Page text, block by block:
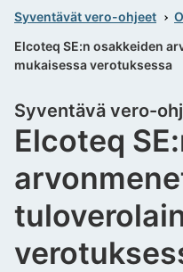
Syventävät vero-ohjeet
Elcoteq SE:n osakkeiden
mukaisessa verotuksessa
Elcoteq
Syventävä vero-